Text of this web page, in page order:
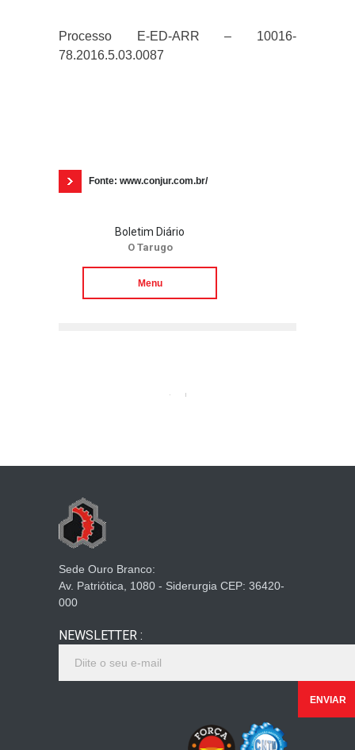
Processo E-ED-ARR – 10016-
78.2016.5.03.0087
Fonte: www.conjur.com.br/
Boletim Diário
O Tarugo
Menu
Sede Ouro Branco:
Av. Patriótica, 1080 - Siderurgia CEP: 36420-
000
NEWSLETTER :